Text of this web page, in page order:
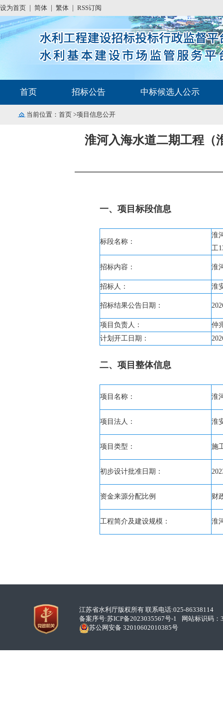
设为首页 简体 繁体 RSS订阅
首页 招标公告 中标候选人公示
当前位置： 首页 >项目信息公开
淮河入海水道二期工程（
一、项目标段信息
标段名称：
淮
工
招标内容： 淮
招标人： 淮
招标结果公告日期：
项目负责人：
仲
计划开工日期：
二、项目整体信息
项目名称： 淮
项目法人： 淮
项目类型： 施
初步设计批准日期：
资金来源分配比例 财
工程简介及建设规模： 淮
江苏省水利厅版权所有 联系电话:025-86338114
备案序号:苏ICP备2023035567号-1
网站标识码：
苏公网安备 32010602010385号